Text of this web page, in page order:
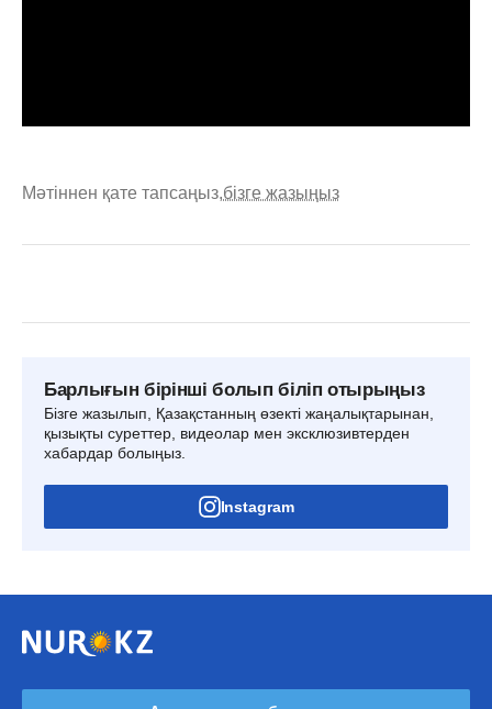
Мәтіннен қате тапсаңыз,бізге жазыңыз
Барлығын бірінші болып біліп отырыңыз
Бізге жазылып, Қазақстанның өзекті жаңалықтарынан,
қызықты суреттер, видеолар мен эксклюзивтерден
хабардар болыңыз.
Instagram